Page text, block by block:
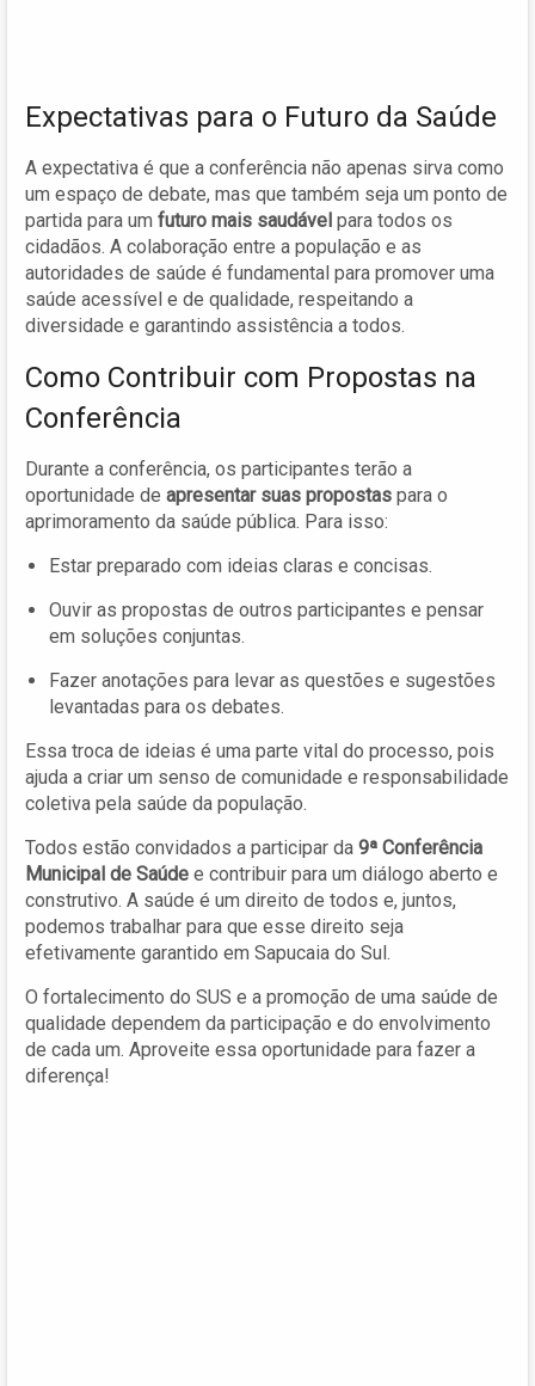
Expectativas para o Futuro da Saúde
A expectativa é que a conferência não apenas sirva como
um espaço de debate, mas que também seja um ponto de
partida para um futuro mais saudável para todos os
cidadãos. A colaboração entre a população e as
autoridades de saúde é fundamental para promover uma
saúde acessível e de qualidade, respeitando a
diversidade e garantindo assistência a todos.
Como Contribuir com Propostas na
Conferência
Durante a conferência, os participantes terão a
oportunidade de apresentar suas propostas para o
aprimoramento da saúde pública. Para isso:
Estar preparado com ideias claras e concisas.
Ouvir as propostas de outros participantes e pensar
em soluções conjuntas.
Fazer anotações para levar as questões e sugestões
levantadas para os debates.
Essa troca de ideias é uma parte vital do processo, pois
ajuda a criar um senso de comunidade e responsabilidade
coletiva pela saúde da população.
Todos estão convidados a participar da 9ª Conferência
Municipal de Saúde e contribuir para um diálogo aberto e
construtivo. A saúde é um direito de todos e, juntos,
podemos trabalhar para que esse direito seja
efetivamente garantido em Sapucaia do Sul.
O fortalecimento do SUS e a promoção de uma saúde de
qualidade dependem da participação e do envolvimento
de cada um. Aproveite essa oportunidade para fazer a
diferença!